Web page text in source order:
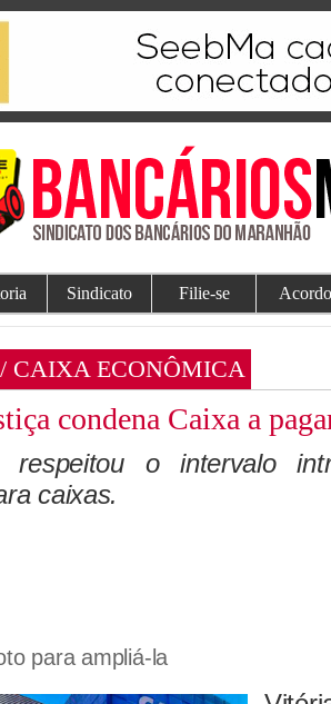
Sindicato Filie-se
CAIXA ECONÔMICA
condena Caixa a
respeitou o intervalo
caixas.
para ampliá-la